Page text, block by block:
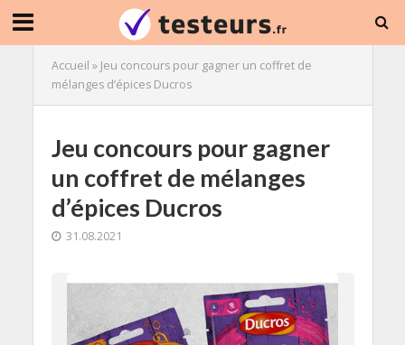
Accueil » Jeu concours pour gagner un coffret de
mélanges d’épices Ducros
Jeu concours pour gagner
un coffret de mélanges
d’épices Ducros
31.08.2021